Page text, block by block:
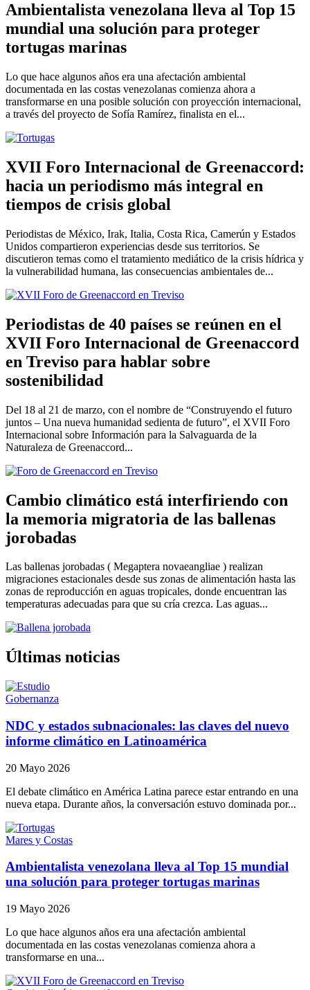
Ambientalista venezolana lleva al Top 15
mundial una solución para proteger
tortugas marinas
Lo que hace algunos años era una afectación ambiental
documentada en las costas venezolanas comienza ahora a
transformarse en una posible solución con proyección internacional,
a través del proyecto de Sofía Ramírez, finalista en el...
XVII Foro Internacional de Greenaccord:
hacia un periodismo más integral en
tiempos de crisis global
Periodistas de México, Irak, Italia, Costa Rica, Camerún y Estados
Unidos compartieron experiencias desde sus territorios. Se
discutieron temas como el tratamiento mediático de la crisis hídrica y
la vulnerabilidad humana, las consecuencias ambientales de...
Periodistas de 40 países se reúnen en el
XVII Foro Internacional de Greenaccord
en Treviso para hablar sobre
sostenibilidad
Del 18 al 21 de marzo, con el nombre de “Construyendo el futuro
juntos – Una nueva humanidad sedienta de futuro”, el XVII Foro
Internacional sobre Información para la Salvaguarda de la
Naturaleza de Greenaccord...
Cambio climático está interfiriendo con
la memoria migratoria de las ballenas
jorobadas
Las ballenas jorobadas ( Megaptera novaeangliae ) realizan
migraciones estacionales desde sus zonas de alimentación hasta las
zonas de reproducción en aguas tropicales, donde encuentran las
temperaturas adecuadas para que su cría crezca. Las aguas...
Últimas noticias
Gobernanza
NDC y estados subnacionales: las claves del nuevo
informe climático en Latinoamérica
20 Mayo 2026
El debate climático en América Latina parece estar entrando en una
nueva etapa. Durante años, la conversación estuvo dominada por...
Mares y Costas
Ambientalista venezolana lleva al Top 15 mundial
una solución para proteger tortugas marinas
19 Mayo 2026
Lo que hace algunos años era una afectación ambiental
documentada en las costas venezolanas comienza ahora a
transformarse en una...